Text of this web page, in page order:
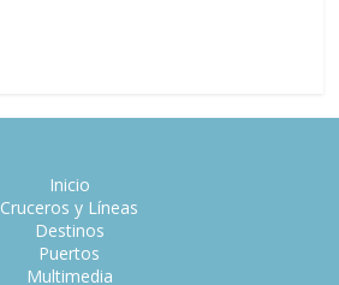
Inicio
Cruceros y Líneas
Destinos
Puertos
Multimedia